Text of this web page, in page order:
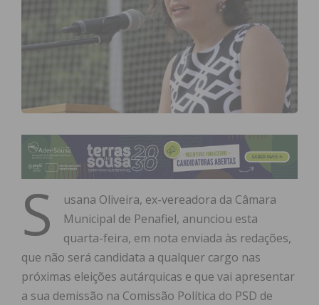
S
usana Oliveira, ex-vereadora da Câmara
Municipal de Penafiel, anunciou esta
quarta-feira, em nota enviada às redações,
que não será candidata a qualquer cargo nas
próximas eleições autárquicas e que vai apresentar
a sua demissão na Comissão Política do PSD de